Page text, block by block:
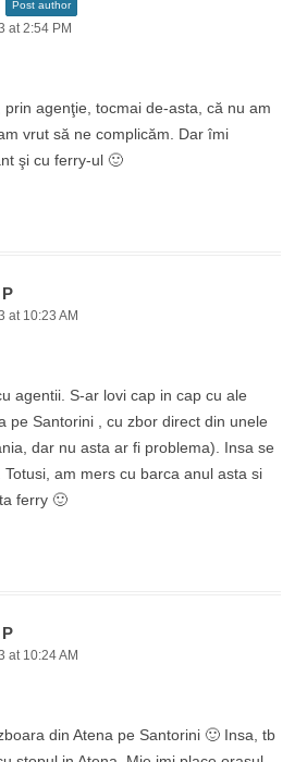
Post author
at 2:54 PM
prin agenţie, tocmai de-asta, că nu am
vrut să ne complicăm. Dar îmi
şi cu ferry-ul 🙂
at 10:23 AM
agentii. S-ar lovi cap in cap cu ale
pe Santorini , cu zbor direct din unele
dar nu asta ar fi problema). Insa se
am mers cu barca anul asta si
ferry 🙂
at 10:24 AM
din Atena pe Santorini 🙂 Insa, tb